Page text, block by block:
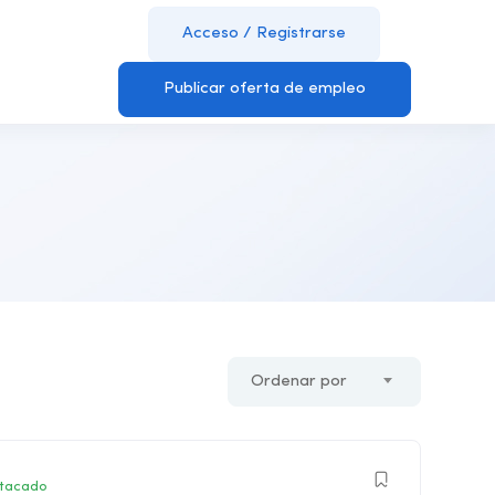
Acceso / Registrarse
Publicar oferta de empleo
Ordenar por